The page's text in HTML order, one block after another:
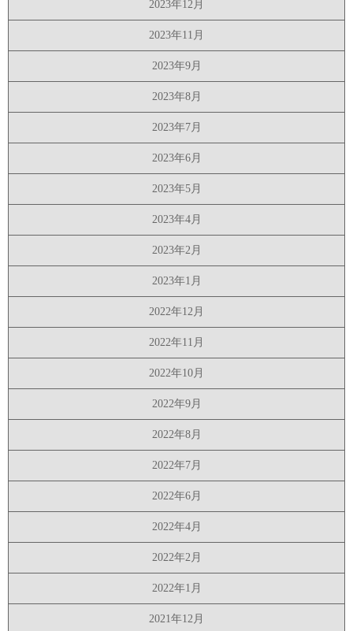
2023年12月
2023年11月
2023年9月
2023年8月
2023年7月
2023年6月
2023年5月
2023年4月
2023年2月
2023年1月
2022年12月
2022年11月
2022年10月
2022年9月
2022年8月
2022年7月
2022年6月
2022年4月
2022年2月
2022年1月
2021年12月